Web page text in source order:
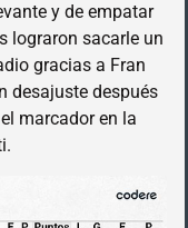
y de empatar
lograron sacarle un
gracias a Fran
desajuste después
marcador en la